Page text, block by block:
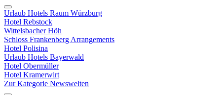
Urlaub Hotels Raum Würzburg
Hotel Rebstock
Wittelsbacher Höh
Schloss Frankenberg Arrangements
Hotel Polisina
Urlaub Hotels Bayerwald
Hotel Obermüller
Hotel Kramerwirt
Zur Kategorie Newswelten